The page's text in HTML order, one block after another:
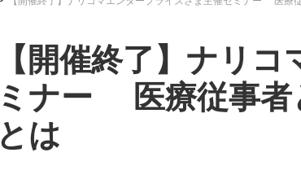
【開催終了】ナリ
ミナー 医療従事者
とは